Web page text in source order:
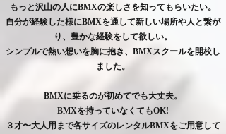
もっと沢山の人にBMXの楽しさを知ってもらいたい。
自分が経験した様にBMXを通して新しい場所や人と繋が
り、豊かな経験をして欲しい。
シンプルで熱い想いを胸に抱き、BMXスクールを開校し
ました。
BMXに乗るのが初めてでも大丈夫。
BMXを持っていなくてもOK!
３才〜大人用まで各サイズのレンタルBMXをご用意して